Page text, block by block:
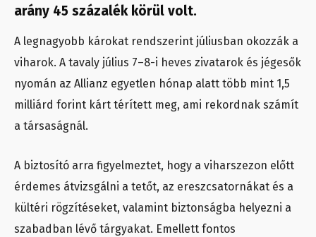
arány 45 százalék körül volt.
A legnagyobb károkat rendszerint júliusban okozzák a
viharok. A tavaly július 7–8-i heves zivatarok és jégesők
nyomán az Allianz egyetlen hónap alatt több mint 1,5
milliárd forint kárt térített meg, ami rekordnak számít
a társaságnál.
A biztosító arra figyelmeztet, hogy a viharszezon előtt
érdemes átvizsgálni a tetőt, az ereszcsatornákat és a
kültéri rögzítéseket, valamint biztonságba helyezni a
szabadban lévő tárgyakat. Emellett fontos